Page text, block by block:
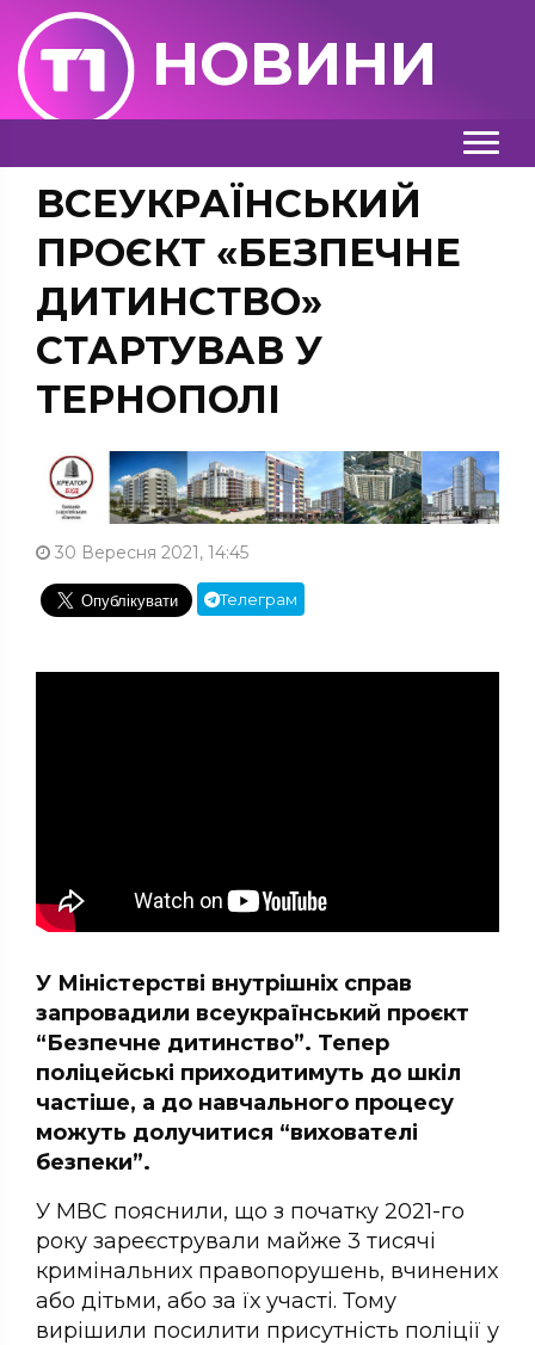
НОВИНИ
ВСЕУКРАЇНСЬКИЙ
ПРОЄКТ «БЕЗПЕЧНЕ
ДИТИНСТВО»
СТАРТУВАВ У
ТЕРНОПОЛІ
30 Вересня 2021, 14:45
Телеграм
У Міністерстві внутрішніх справ
запровадили всеукраїнський проєкт
“Безпечне дитинство”. Тепер
поліцейські приходитимуть до шкіл
частіше, а до навчального процесу
можуть долучитися “вихователі
безпеки”.
У МВС пояснили, що з початку 2021-го
року зареєстрували майже 3 тисячі
кримінальних правопорушень, вчинених
або дітьми, або за їх участі. Тому
вирішили посилити присутність поліції у